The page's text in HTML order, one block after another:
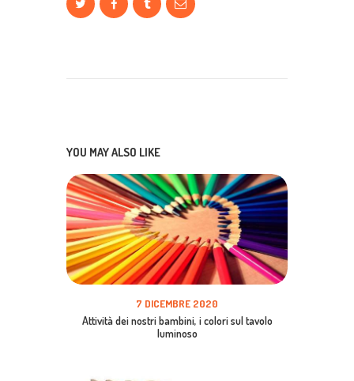
YOU MAY ALSO LIKE
7 DICEMBRE 2020
Attività dei nostri bambini, i colori sul tavolo
luminoso